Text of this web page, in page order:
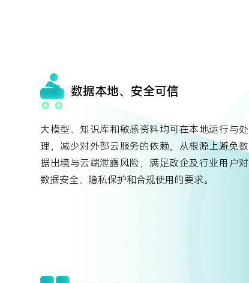
数据本地、安全可信
大模型、知识库和敏感资料均可在本地运行与处
理，减少对外部云服务的依赖，从根源上避免数
据出境与云端泄露风险，满足政企及行业用户对
数据安全、隐私保护和合规使用的要求。